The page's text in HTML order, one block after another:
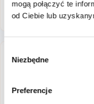
mogą połączyć te
od Ciebie lub
zgody
Niezbędne
Preferencje